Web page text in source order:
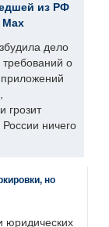
из РФ
Max
дело
о
приложений
грозит
ничего
но
юридических